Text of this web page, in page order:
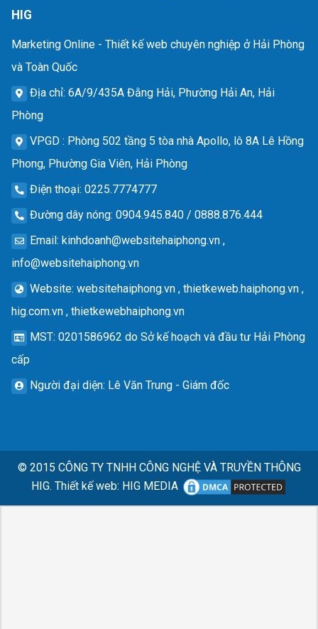
HIG
Marketing Online - Thiết kế web chuyên nghiệp ở Hải Phòng
và Toàn Quốc
Địa chỉ: 6A/9/435A Đằng Hải, Phường Hải An, Hải
Phòng
VPGD : Phòng 502 tầng 5 tòa nhà Apollo, lô 8A Lê Hồng
Phong, Phường Gia Viên, Hải Phòng
Điện thoại: 0225.7774777
Đường dây nóng: 0904.945.840 / 0888.876.444
Email: kinhdoanh@websitehaiphong.vn ,
info@websitehaiphong.vn
Website: websitehaiphong.vn , thietkeweb.haiphong.vn ,
hig.com.vn , thietkewebhaiphong.vn
MST: 0201586962 do Sở kế hoạch và đầu tư Hải Phòng
cấp
Người đại diện: Lê Văn Trung - Giám đốc
© 2015 CÔNG TY TNHH CÔNG NGHỆ VÀ TRUYỀN THÔNG
HIG. Thiết kế web: HIG MEDIA